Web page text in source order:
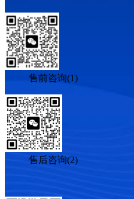
售前咨询(1)
售后咨询(2)